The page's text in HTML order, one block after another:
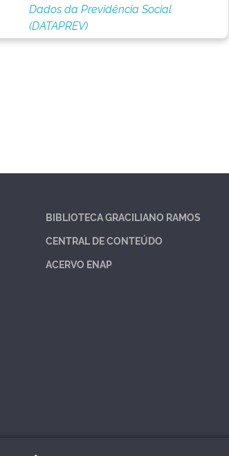
Dados da Previdência Social
(DATAPREV)
BIBLIOTECA GRACILIANO RAMOS
CENTRAL DE CONTEÚDO
ACERVO ENAP